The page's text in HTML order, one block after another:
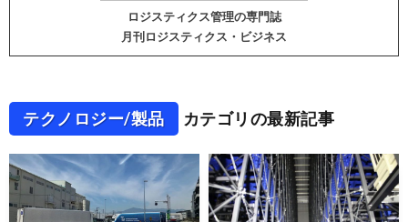
ロジスティクス管理の専門誌
月刊ロジスティクス・ビジネス
テクノロジー/製品 カテゴリの最新記事